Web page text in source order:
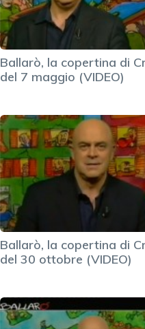
Ballarò, la copertina di
del 7 maggio (VIDEO)
Ballarò, la copertina di
del 30 ottobre (VIDEO)